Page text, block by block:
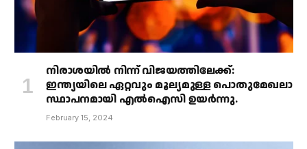
നിരാശയിൽ നിന്ന് വിജയത്തിലേക്ക്:
ഇന്ത്യയിലെ ഏറ്റവും മൂല്യമുള്ള പൊതുമേഖലാ
സ്ഥാപനമായി എൽഐസി ഉയർന്നു.
February 15, 2024